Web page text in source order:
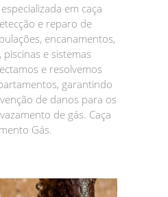
em caça
e reparo de
encanamentos,
piscinas e sistemas
e resolvemos
garantindo
de danos para os
de gás. Caça
Gás.